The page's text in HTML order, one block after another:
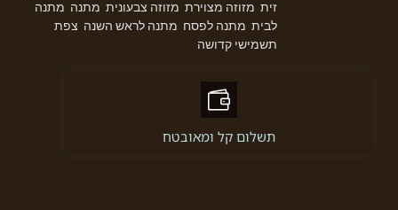
זית מזוזה מצוירת מזוזה צבעונית מתנה מתנה
לבית מתנה לפסח מתנה לראש השנה צפת
תשמישי קדושה
תשלום קל ומאובטח